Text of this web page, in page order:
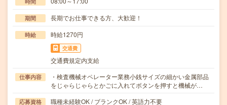
期間 長期でお仕事できる方、大歓迎！
時給 時給1270円
交通費
交通費規定内支給
仕事内容
・検査機械オペレーター業務小銭サイズの細かい金属部品
をじゃらじゃらとかごに入れてボタンを押すと機械が…
応募資格
職種未経験OK / ブランクOK / 英語力不要